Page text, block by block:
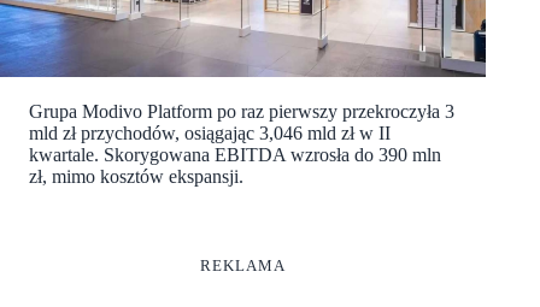
Grupa Modivo Platform po raz pierwszy przekroczyła 3
mld zł przychodów, osiągając 3,046 mld zł w II
kwartale. Skorygowana EBITDA wzrosła do 390 mln
zł, mimo kosztów ekspansji.
REKLAMA